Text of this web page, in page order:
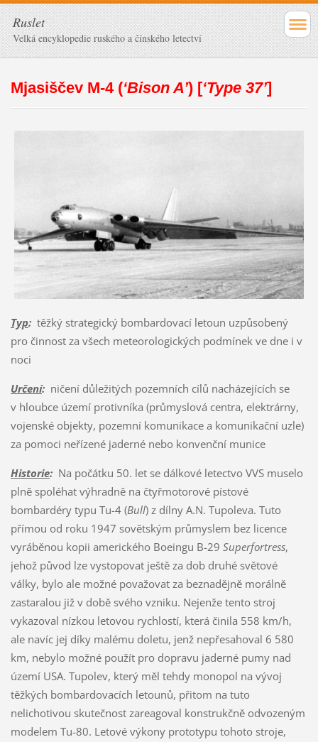
Ruslet
Velká encyklopedie ruského a čínského letectví
Mjasiščev M-4 (‘Bison A’) [‘Type 37’]
Typ:těžký strategický bombardovací letoun uzpůsobený
pro činnost za všech meteorologických podmínek ve dne i v
noci
Určení:ničení důležitých pozemních cílů nacházejících se
v hloubce území protivníka (průmyslová centra, elektrárny,
vojenské objekty, pozemní komunikace a komunikační uzle)
za pomoci neřízené jaderné nebo konvenční munice
Historie:Na počátku 50. let se dálkové letectvo VVS muselo
plně spoléhat výhradně na čtyřmotorové pístové
bombardéry typu Tu-4 (Bull) z dílny A.N. Tupoleva. Tuto
přímou od roku 1947 sovětským průmyslem bez licence
vyráběnou kopii amerického Boeingu B-29 Superfortress,
jehož původ lze vystopovat ještě za dob druhé světové
války, bylo ale možné považovat za beznadějně morálně
zastaralou již v době svého vzniku. Nejenže tento stroj
vykazoval nízkou letovou rychlostí, která činila 558 km/h,
ale navíc jej díky malému doletu, jenž nepřesahoval 6 580
km, nebylo možné použít pro dopravu jaderné pumy nad
území USA. Tupolev, který měl tehdy monopol na vývoj
těžkých bombardovacích letounů, přitom na tuto
nelichotivou skutečnost zareagoval konstrukčně odvozeným
modelem Tu-80. Letové výkony prototypu tohoto stroje,